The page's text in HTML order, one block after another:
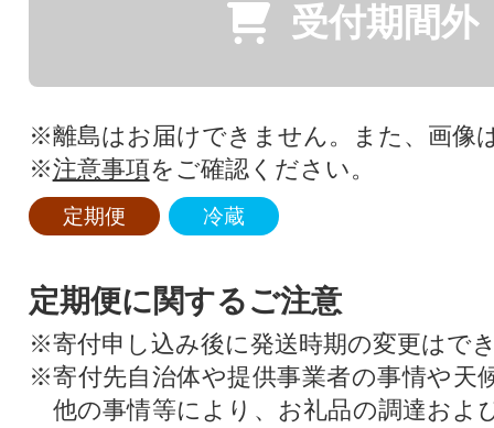
受付期間外
※離島はお届けできません。また、画像
※注意事項をご確認ください。
定期便 冷蔵
定期便に関するご注意
※寄付申し込み後に発送時期の変更はで
※寄付先自治体や提供事業者の事情や天
他の事情等により、お礼品の調達およ